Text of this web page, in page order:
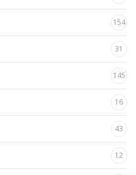
154
31
145
16
43
12